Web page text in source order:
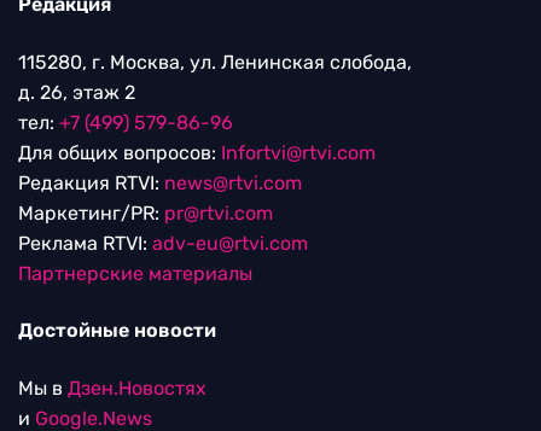
115280, г. Москва, ул. Ленинская слобода,
д. 26, этаж 2
тел: +7 (499) 579-86-96
Для общих вопросов: Infortvi@rtvi.com
Редакция RTVI: news@rtvi.com
Маркетинг/PR: pr@rtvi.com
Реклама RTVI: adv-eu@rtvi.com
Партнерские материалы
Достойные новости
Мы в Дзен.Новостях
и Google.News